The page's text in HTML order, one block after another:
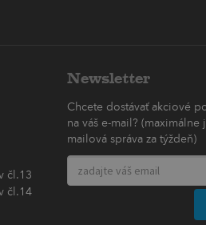
čl.13
čl.14
Newsletter
Chcete dostávať akciové
na váš e-mail? (maximálne
mailová správa za týždeň)